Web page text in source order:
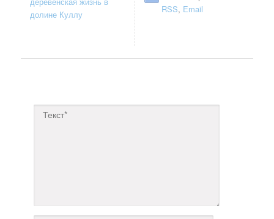
долине Куллу
RSS, Email